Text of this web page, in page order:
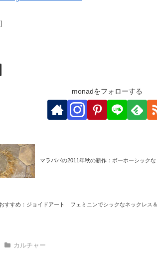
monadをフォローする
マラババの2011年秋の新作：ボーホーシック
すすめ：ジョイドアート フェミニンでシックなネックレス
カルチャー